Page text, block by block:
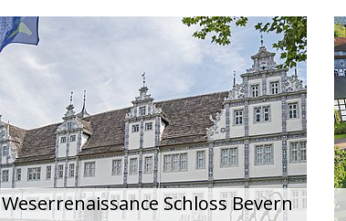
Weserrenaissance Schloss Bevern